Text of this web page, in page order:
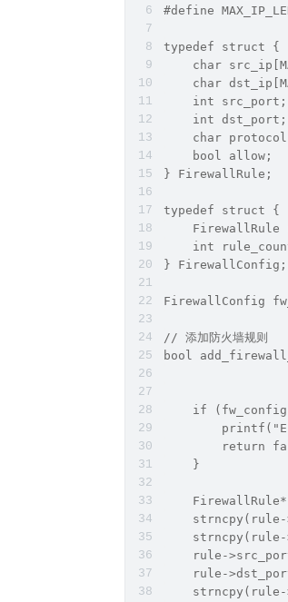
#define
typedef struct {
char
char
    int src_port;
    int dst_port;
char
bool allow;
} FirewallRule;
typedef struct {
FirewallRule
int
} FirewallConfig;
FirewallConfig
// 添加防火墙规则
bool
if
return
    }
rule-
rule-